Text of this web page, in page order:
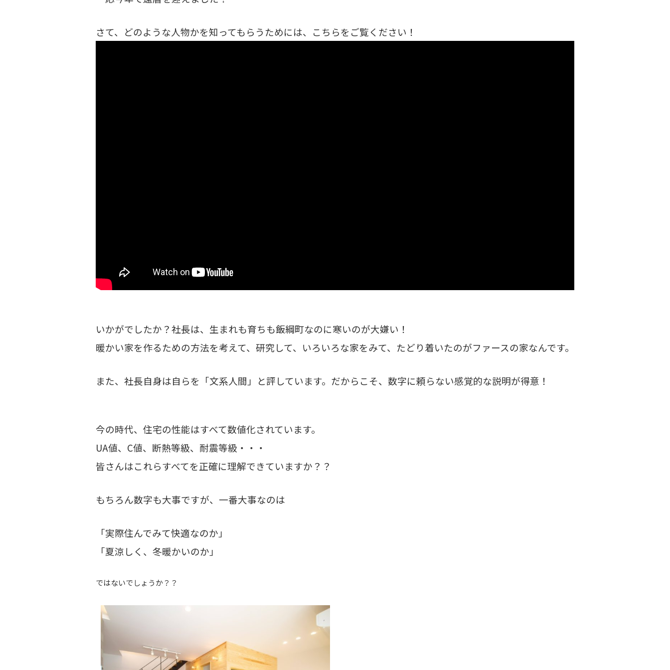
さて、どのような人物かを知ってもらうためには、こちらをご覧ください！
いかがでしたか？社長は、生まれも育ちも飯綱町なのに寒いのが大嫌い！
暖かい家を作るための方法を考えて、研究して、いろいろな家をみて、たどり着いたのがファースの家なんです。
また、社長自身は自らを「文系人間」と評しています。だからこそ、数字に頼らない感覚的な説明が得意！
今の時代、住宅の性能はすべて数値化されています。
UA値、C値、断熱等級、耐震等級・・・
皆さんはこれらすべてを正確に理解できていますか？？
もちろん数字も大事ですが、一番大事なのは
「実際住んでみて快適なのか」
「夏涼しく、冬暖かいのか」
ではないでしょうか？？